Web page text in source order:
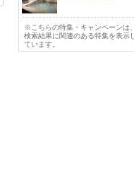
※こちらの特集・キャンペーンは、
検索結果に関連のある特集を表示し
ています。